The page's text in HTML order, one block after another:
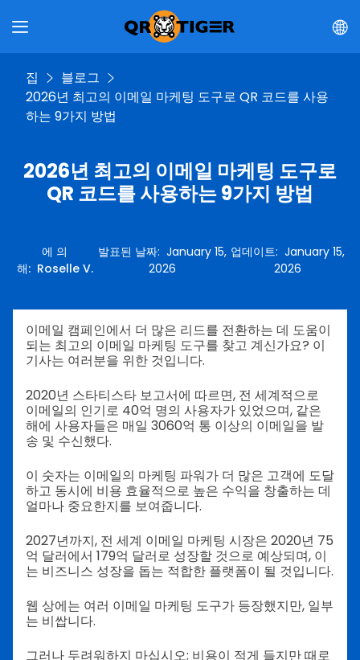
집
블로그
2026년 최고의 이메일 마케팅 도구로 QR 코드를 사용
하는 9가지 방법
2026년 최고의 이메일 마케팅 도구로
QR 코드를 사용하는 9가지 방법
에 의
해: Roselle V.
발표된 날짜:January 15,
2026
업데이트: January 15,
2026
이메일 캠페인에서 더 많은 리드를 전환하는 데 도움이
되는 최고의 이메일 마케팅 도구를 찾고 계신가요? 이
기사는 여러분을 위한 것입니다.
2020년 스타티스타 보고서에 따르면, 전 세계적으로
이메일의 인기로 40억 명의 사용자가 있었으며, 같은
해에 사용자들은 매일 3060억 통 이상의 이메일을 발
송 및 수신했다.
이 숫자는 이메일의 마케팅 파워가 더 많은 고객에 도달
하고 동시에 비용 효율적으로 높은 수익을 창출하는 데
얼마나 중요한지를 보여줍니다.
2027년까지, 전 세계 이메일 마케팅 시장은 2020년 75
억 달러에서 179억 달러로 성장할 것으로 예상되며, 이
는 비즈니스 성장을 돕는 적합한 플랫폼이 될 것입니다.
웹 상에는 여러 이메일 마케팅 도구가 등장했지만, 일부
는 비쌉니다.
그러나 두려워하지 마십시오; 비용이 적게 들지만 때로